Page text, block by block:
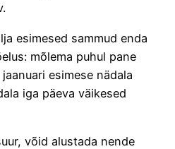
esimesed sammud enda
mõlema puhul pane
esimese nädala
iga päeva väikesed
võid alustada nende